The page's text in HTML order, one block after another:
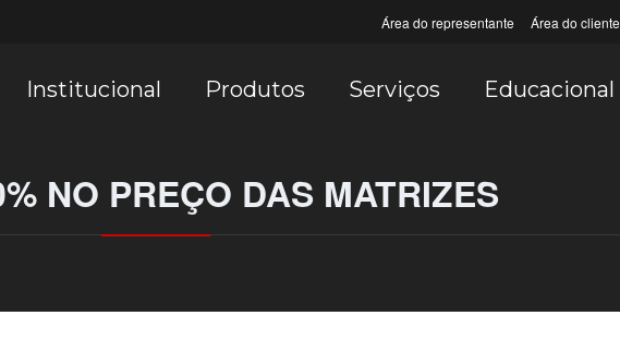
Área do representante Área do cliente
Institucional Produtos Serviços Educacional
NO PREÇO DAS MATRIZES